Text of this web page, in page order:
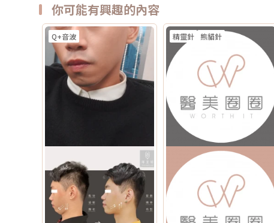
你可能有興趣的內容
Q+音波 精靈針 熊貓針